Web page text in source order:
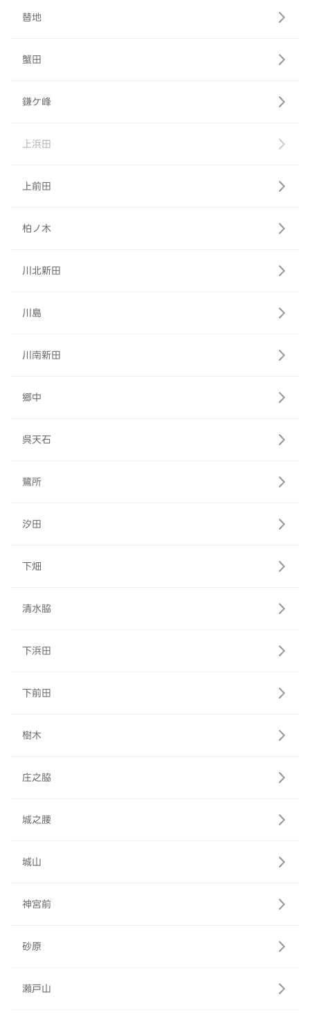
替地
蟹田
鎌ケ峰
上浜田
上前田
柏ノ木
川北新田
川島
川南新田
郷中
呉天石
鷺所
汐田
下畑
清水脇
下浜田
下前田
樹木
庄之脇
城之腰
城山
神宮前
砂原
瀬戸山